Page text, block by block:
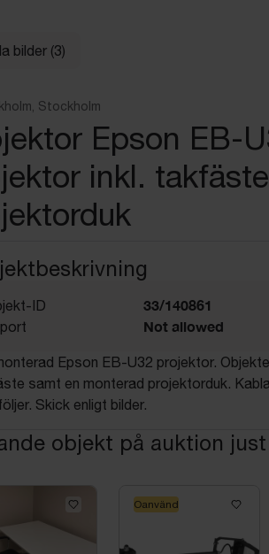
bilder (3)
Stockholm
Epson EB-
inkl.
ID 33/140861
Not allowed
Epson EB-U32 projektor.
samt en monterad projektorduk.
Skick enligt bilder.
objekt på auktion
Oanvänd